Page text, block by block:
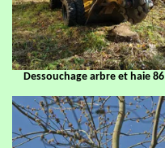
Dessouchage arbre et haie 86